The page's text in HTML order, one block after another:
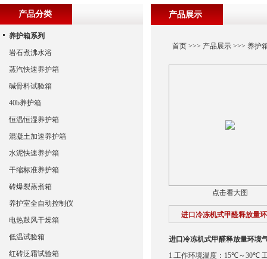
产品展示
首页>>> 产品展示>>> 养护
点击看大图
进口冷冻机式甲醛释放量
进口冷冻机式甲醛释放量环境
1.工作环境温度： 15℃～30℃
产品分类
养护箱系列
岩石煮沸水浴
蒸汽快速养护箱
碱骨料试验箱
40b养护箱
恒温恒湿养护箱
混凝土加速养护箱
水泥快速养护箱
干缩标准养护箱
砖爆裂蒸煮箱
养护室全自动控制仪
电热鼓风干燥箱
低温试验箱
红砖泛霜试验箱